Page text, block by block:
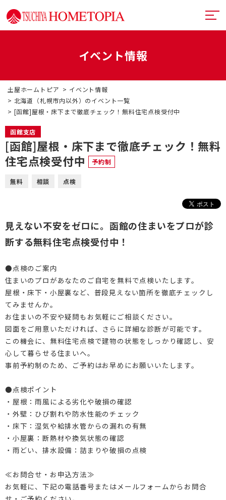
提案力
デザイン
満足度向上
リフォームメニュー
戸建てリフォーム
マンションリフォーム
札幌フルリノベーション
DI窓
古民家／町家
太陽光発電システム
エクステリアリフォーム
非住宅リノベーション
二世帯住宅リフォーム
ご高齢者のためのリフォーム
お身体の不自由な方のリフォーム
バリアフリー施工事例
介護保険事業「らく介」
リフォーム補助金
オフィスリフォーム
空き家・空き室の活用
お近くのショールーム
イベント情報
リフォーム事例
ご相談・資料請求はこちら
資料請求
新着情報
会社情報
お問合わせ
イベント情報
土屋ホームトピア
イベント情報
北海道（札幌市内以外）のイベント一覧
[函館]屋根・床下まで徹底チェック！無料住宅点検受付中
函館支店
[函館]屋根・床下まで徹底チェック！無料
住宅点検受付中 予約制
無料 相談 点検
見えない不安をゼロに。函館の住まいをプロが診
断する無料住宅点検受付中！
●点検のご案内
住まいのプロがあなたのご自宅を無料で点検いたします。
屋根・床下・小屋裏など、普段見えない箇所を徹底チェックし
てみませんか。
お住まいの不安や疑問もお気軽にご相談ください。
図面をご用意いただければ、さらに詳細な診断が可能です。
この機会に、無料住宅点検で建物の状態をしっかり確認し、安
心して暮らせる住まいへ。
事前予約制のため、ご予約はお早めにお願いいたします。
●点検ポイント
・屋根：雨風による劣化や破損の確認
・外壁：ひび割れや防水性能のチェック
・床下：湿気や給排水管からの漏れの有無
・小屋裏：断熱材や換気状態の確認
・雨どい、排水設備：詰まりや破損の点検
≪お問合せ・お申込方法≫
お気軽に、下記の電話番号またはメールフォームからお問合